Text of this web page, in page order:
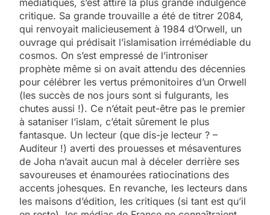
médiatiques, s’est attiré la plus grande indulgence
critique. Sa grande trouvaille a été de titrer 2084,
qui renvoyait malicieusement à 1984 d’Orwell, un
ouvrage qui prédisait l’islamisation irrémédiable du
cosmos. On s’est empressé de l’introniser
prophète même si on avait attendu des décennies
pour célébrer les vertus prémonitoires d’un Orwell
(les succès de nos jours sont si fulgurants, les
chutes aussi !). Ce n’était peut-être pas le premier
à sataniser l’islam, c’était sûrement le plus
fantasque. Un lecteur (que dis-je lecteur ? –
Auditeur !) averti des prouesses et mésaventures
de Joha n’avait aucun mal à déceler derrière ses
savoureuses et énamourées ratiocinations des
accents johesques. En revanche, les lecteurs dans
les maisons d’édition, les critiques (si tant est qu’il